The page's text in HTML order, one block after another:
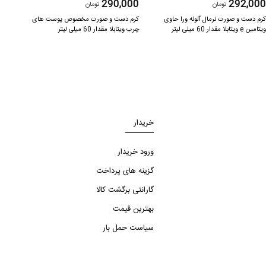
290,000 تومان
کرم دست و صورت مخصوص پوست های
چرب ویتابلا مقدار 60 میلی لیتر
292,000 تومان
کرم دست و صورت نرمال آلوئه ورا حاوی
ویتامین e ویتابلا مقدار 60 میلی لیتر
خریدار
ورود خریدار
گزینه های پرداخت
گارانتی برگشت کالا
بهترین قیمت
سیاست حمل بار